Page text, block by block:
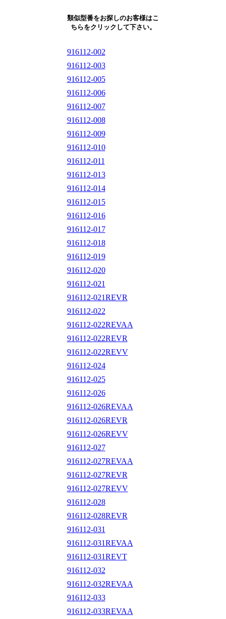
類似型番をお探しのお客様はこ
ちらをクリックして下さい。
916112-002
916112-003
916112-005
916112-006
916112-007
916112-008
916112-009
916112-010
916112-011
916112-013
916112-014
916112-015
916112-016
916112-017
916112-018
916112-019
916112-020
916112-021
916112-021REVR
916112-022
916112-022REVAA
916112-022REVR
916112-022REVV
916112-024
916112-025
916112-026
916112-026REVAA
916112-026REVR
916112-026REVV
916112-027
916112-027REVAA
916112-027REVR
916112-027REVV
916112-028
916112-028REVR
916112-031
916112-031REVAA
916112-031REVT
916112-032
916112-032REVAA
916112-033
916112-033REVAA